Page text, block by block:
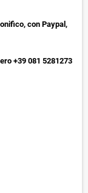
con Paypal,
+39 081 5281273